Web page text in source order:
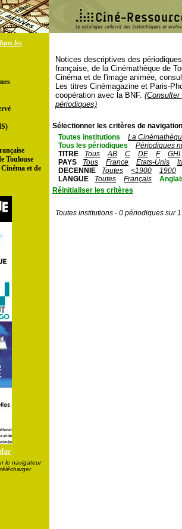
les
Toulouse
et de
le navigateur
Notices descriptives des
française, de la Cinémathèque de
Cinéma et de l'image animée,
Les titres Cinémagazine et Paris-
coopération avec la BNF.
périodiques)
Sélectionner les critères de
Toutes institutions
La
Tous les périodiques
Périodiques
TITRE
Tous AB C DE F
GHI
PAYS
Tous France Etats-Unis
DECENNIE
Toutes <1900
1900
LANGUE
Toutes Français
Réinitialiser les critères
Toutes institutions - 0 périodiques sur